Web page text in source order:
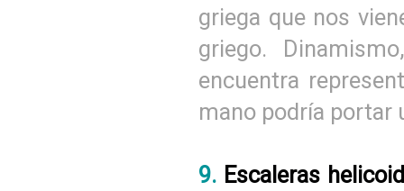
griega que nos
griego.
encuentra
mano podría portar
9. Escaleras